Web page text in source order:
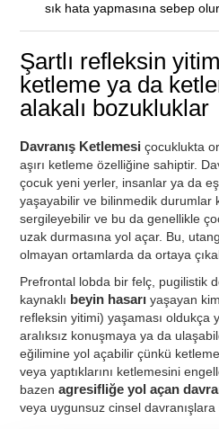
sık hata yapmasına sebep olur.
Şartlı refleksin
ketleme ya da
alakalı bozukluklar
Davranış Ketlemesiçocuklukta
aşırı ketleme özelliğine sahiptir.
çocuk yeni yerler, insanlar ya da
yaşayabilir ve bilinmedik durumlar
sergileyebilir ve bu da genellikle
uzak durmasına yol açar. Bu,
olmayan ortamlarda da ortaya
Prefrontal lobda bir felç, pugilistik
kaynaklı beyin hasarı yaşayan
refleksin yitimi) yaşaması oldukça
aralıksız konuşmaya ya da
eğilimine yol açabilir çünkü
veya yaptıklarını ketlemesini
bazenagresifliğe yol açan
veya uygunsuz cinsel davranışlara